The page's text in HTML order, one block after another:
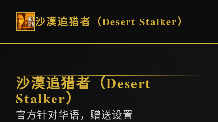
沙漠追猎者（Desert Stalker）
沙漠追猎者（Desert
Stalker）
官方针对华语，赠送设置